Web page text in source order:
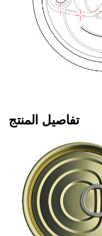
تفاصيل المنتج